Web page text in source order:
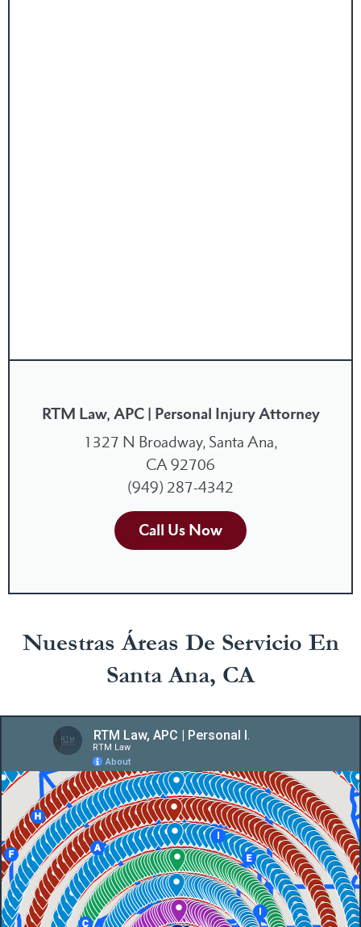
RTM Law, APC | Personal Injury Attorney
1327 N Broadway, Santa Ana,
CA 92706
(949) 287-4342
Call Us Now
Nuestras Áreas De Servicio En
Santa Ana, CA